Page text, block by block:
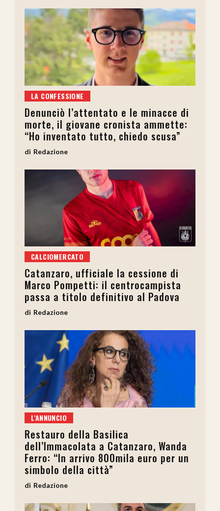
LA CONFESSIONE
Denunciò l’attentato e le minacce di
morte, il giovane cronista ammette:
“Ho inventato tutto, chiedo scusa”
Redazione
CALCIOMERCATO
Catanzaro, ufficiale la cessione di
Marco Pompetti: il centrocampista
passa a titolo definitivo al Padova
Redazione
L'ANNUNCIO
Restauro della Basilica
dell’Immacolata a Catanzaro, Wanda
Ferro: “In arrivo 800mila euro per un
simbolo della città”
Redazione